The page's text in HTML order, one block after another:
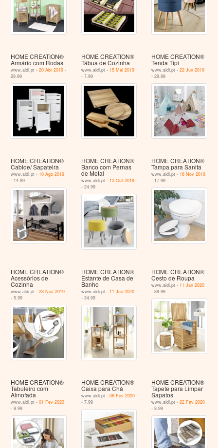
HOME CREATION®
Armário com Rodas
www.aldi.pt -20 Abr 2019 -
29.99
HOME CREATION®
Tábua de Cozinha
www.aldi.pt - 15 Mai 2019
- 7.99
HOME CREATION®
Tenda Tipi
www.aldi.pt -22 Jun 2019
- 29.99
HOME CREATION®
Cabide/ Sapateira
www.aldi.pt - 10 Ago 2019
- 14.99
HOME CREATION®
Banco com Pernas
de Metal
www.aldi.pt - 12 Out 2019
- 24.99
HOME CREATION®
Tampa para Sanita
www.aldi.pt - 16 Nov 2019
- 17.99
HOME CREATION®
Acessórios de
Cozinha
www.aldi.pt -23 Nov 2019
- 5.99
HOME CREATION®
Estante de Casa de
Banho
www.aldi.pt - 11 Jan 2020
- 34.99
HOME CREATION®
Cesto de Roupa
www.aldi.pt - 11 Jan 2020
- 39.99
HOME CREATION®
Tabuleiro com
Almofada
www.aldi.pt -01 Fev 2020
- 9.99
HOME CREATION®
Caixa para Chá
www.aldi.pt - 08 Fev 2020
- 7.99
HOME CREATION®
Tapete para Limpar
Sapatos
www.aldi.pt -22 Fev 2020
- 8.99